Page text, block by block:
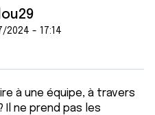
2024 - 17:14
à une équipe, à travers
ne prend pas les